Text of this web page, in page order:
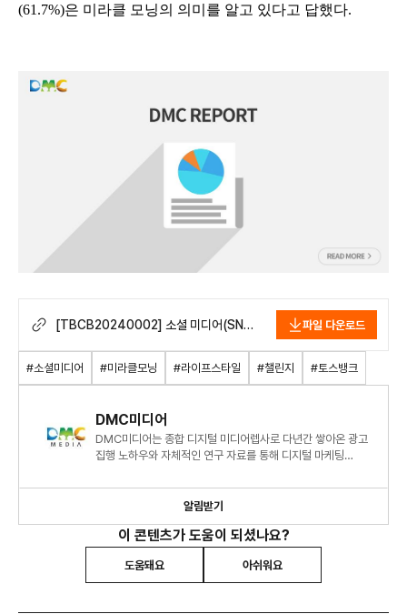
(61.7%)은 미라클 모닝의 의미를 알고 있다고 답했다.
[TBCB20240002] 소셜 미디어(SNS)
모닝’ 의미를 인지… SNS 인증 문화
활용한 앱 마케팅 서비스 눈길.pdf
파일 다운로드
#소셜미디어 #미라클모닝 #라이프스타일 #챌린지 #토스뱅크
DMC미디어
DMC미디어는 종합 디지털 미디어렙사로 다년간 쌓아온 광고
집행 노하우와 자체적인 연구 자료를 통해 디지털 마케팅
알림받기
이 콘텐츠가 도움이 되셨나요?
도움돼요 아쉬워요